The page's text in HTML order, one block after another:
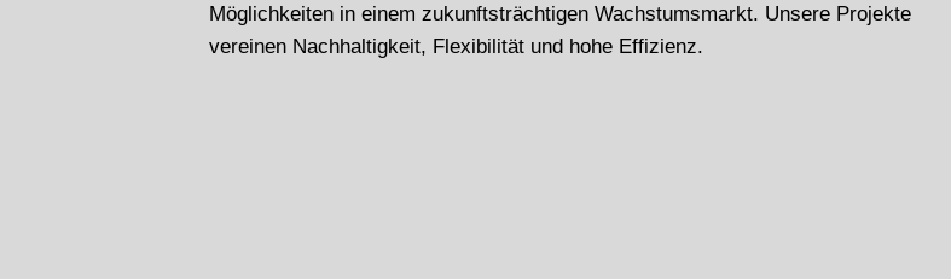
Möglichkeiten in einem zukunftsträchtigen Wachstumsmarkt. Unsere Projekte
vereinen Nachhaltigkeit, Flexibilität und hohe Effizienz.